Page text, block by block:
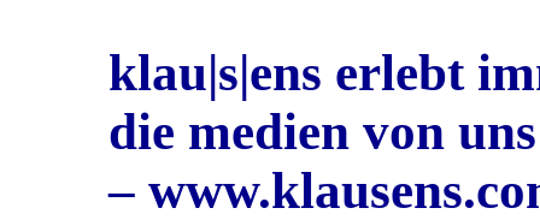
klau|s|ens erlebt
die medien von
–